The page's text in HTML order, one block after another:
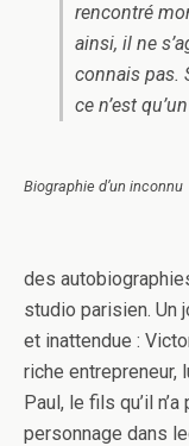
rencontré
ainsi, il ne
connais pas.
ce n’est
Biographie d’un inconnu
des
studio parisien. Un
et inattendue :
riche entrepreneur,
Paul, le fils qu’il
personnage dans